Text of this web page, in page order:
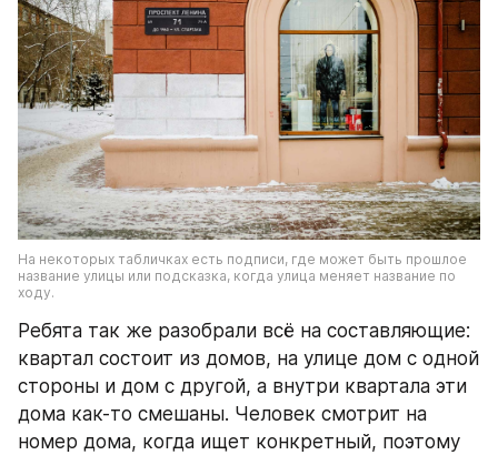
На некоторых табличках есть подписи, где может быть прошлое
название улицы или подсказка, когда улица меняет название по
ходу.
Ребята так же разобрали всё на составляющие:
квартал состоит из домов, на улице дом с одной
стороны и дом с другой, а внутри квартала эти
дома как-то смешаны. Человек смотрит на
номер дома, когда ищет конкретный, поэтому